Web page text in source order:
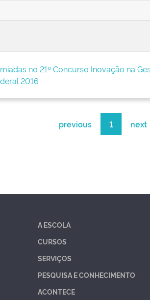
no 21º Concurso Inovação na
2016
previous 1 next
A ESCOLA
CURSOS
SERVIÇOS
PESQUISA E CONHECIMENTO
ACONTECE